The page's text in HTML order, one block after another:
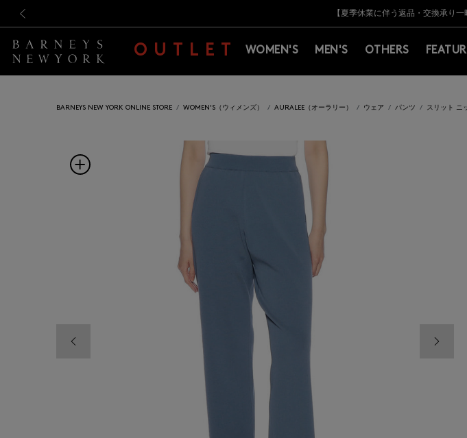
新規登録のお客様も対象！＜MY BARNEYS＞会員のお客様は11,000円
【夏季休業に伴う出荷一時
【オンラインストア カスタマーセンター
【夏季休業に伴う返品・交換承り
熊本県を中心とした地震の影響
【開催中】SUMMER
新規登録のお客様も対象！＜MY BARNEYS＞会員のお客様は11,000円
【夏季休業に伴う出荷一時
OUTLET WOMEN'S MEN'S OTHERS
BARNEYS NEW YORK ONLINE STORE WOMEN'S（ウィメンズ） AURALEE（オーラリー） ウェア パンツ スリット ニ